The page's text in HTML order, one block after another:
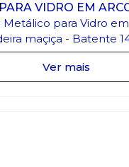
PARA VIDRO EM
Metálico para Vidro
maçiça - Batente
Ver mais